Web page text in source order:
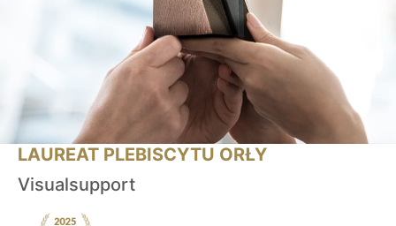
LAUREAT PLEBISCYTU ORŁY
Visualsupport